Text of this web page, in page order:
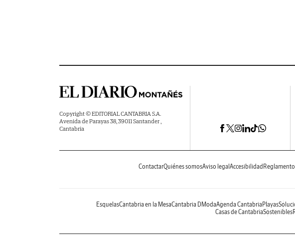
Copyright © EDITORIAL CANTABRIA S.A.
Avenida de Parayas 38, 39011 Santander ,
Cantabria
ContactarQuiénes somosAviso legal Accesibilidad
EsquelasCantabria en la MesaCantabria DModaAgenda Cantabria Playas
Casas de CantabriaSostenibles